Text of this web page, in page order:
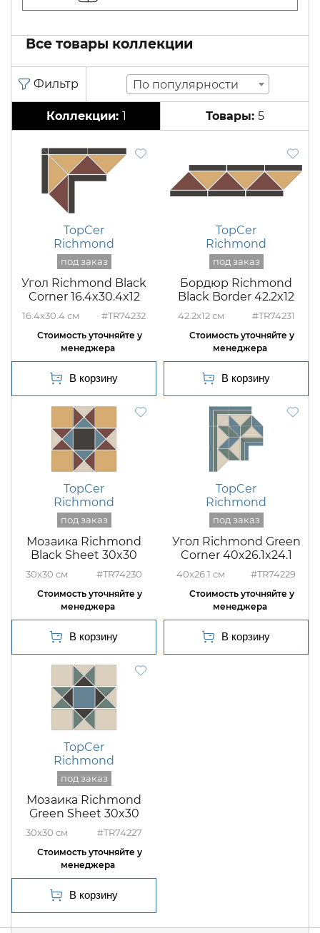
Все товары коллекции
По популярности
1 5
TopCer
Richmond
Угол Richmond Black
Corner 16.4x30.4x12
16.4x30.4 #TR74232
TopCer
Richmond
Бордюр Richmond
Black Border 42.2x12
42.2x12 #TR74231
TopCer
Richmond
Мозаика Richmond
Black Sheet 30x30
30x30 #TR74230
TopCer
Richmond
Угол Richmond Green
Corner 40x26.1x24.1
40x26.1 #TR74229
TopCer
Richmond
Мозаика Richmond
Green Sheet 30x30
30x30 #TR74227